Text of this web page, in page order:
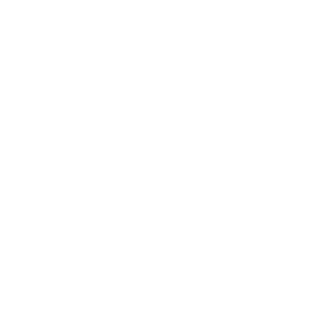
Срок реализации